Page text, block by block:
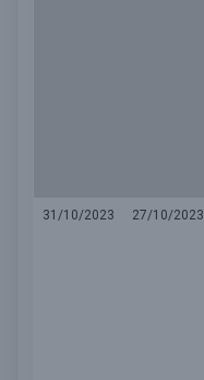
31/10/2023
27/10/2023